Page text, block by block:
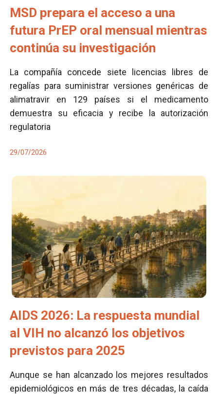
MSD prepara el acceso a una
futura PrEP oral mensual mientras
continúa su investigación
La compañía concede siete licencias libres de
regalías para suministrar versiones genéricas de
alimatravir en 129 países si el medicamento
demuestra su eficacia y recibe la autorización
regulatoria
29/07/2026
AIDS 2026: La respuesta mundial
al VIH no alcanzó los objetivos
previstos para 2025
Aunque se han alcanzado los mejores resultados
epidemiológicos en más de tres décadas, la caída